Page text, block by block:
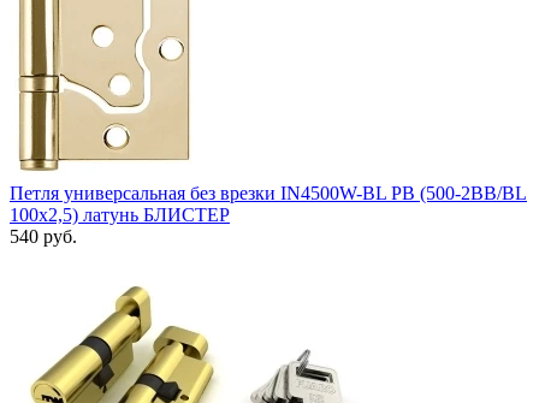
Петля универсальная без врезки IN4500W-BL PB (500-2BB/BL
100x2,5) латунь БЛИСТЕР
540 руб.